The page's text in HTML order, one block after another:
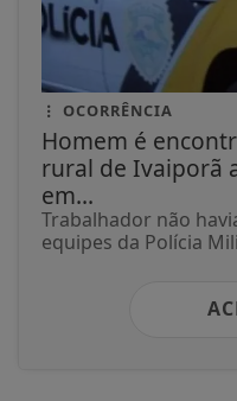
OCORRÊNCIA
Homem é
rural de Ivaiporã
em...
Trabalhador não
equipes da Polícia